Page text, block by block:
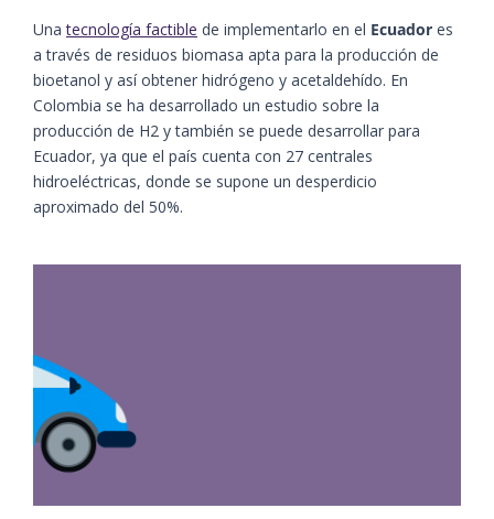
Unatecnología factible de implementarlo en el Ecuador es
a través de residuos biomasa apta para la producción de
bioetanol y así obtener hidrógeno y acetaldehído. En
Colombia se ha desarrollado un estudio sobre la
producción de H2 y también se puede desarrollar para
Ecuador, ya que el país cuenta con 27 centrales
hidroeléctricas, donde se supone un desperdicio
aproximado del 50%.